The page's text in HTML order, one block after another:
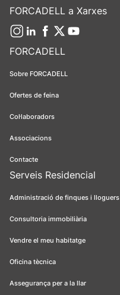
FORCADELL
Sobre FORCADELL
Ofertes de feina
Col·laboradors
Associacions
Contacte
Serveis Residencial
Administració de finques i lloguers
Consultoria immobiliària
Vendre el meu habitatge
Oficina tècnica
Assegurança per a la llar
FORCADELL a Xarxes